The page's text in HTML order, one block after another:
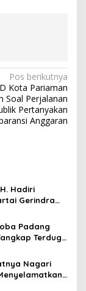
Pos berikutnya
Kota Pariaman
Soal Perjalanan
Pertanyakan
Anggaran
Hadiri
Gerindra
Program Kerja
Padang
Padang
Terduga
Nagari